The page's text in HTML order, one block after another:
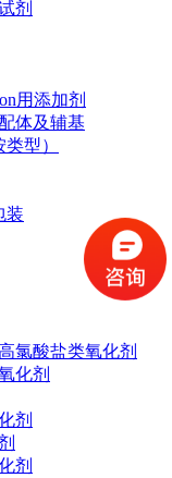
剂
用添加剂
体及辅基
型）
装
氯酸盐类氧化剂
化剂
剂
剂